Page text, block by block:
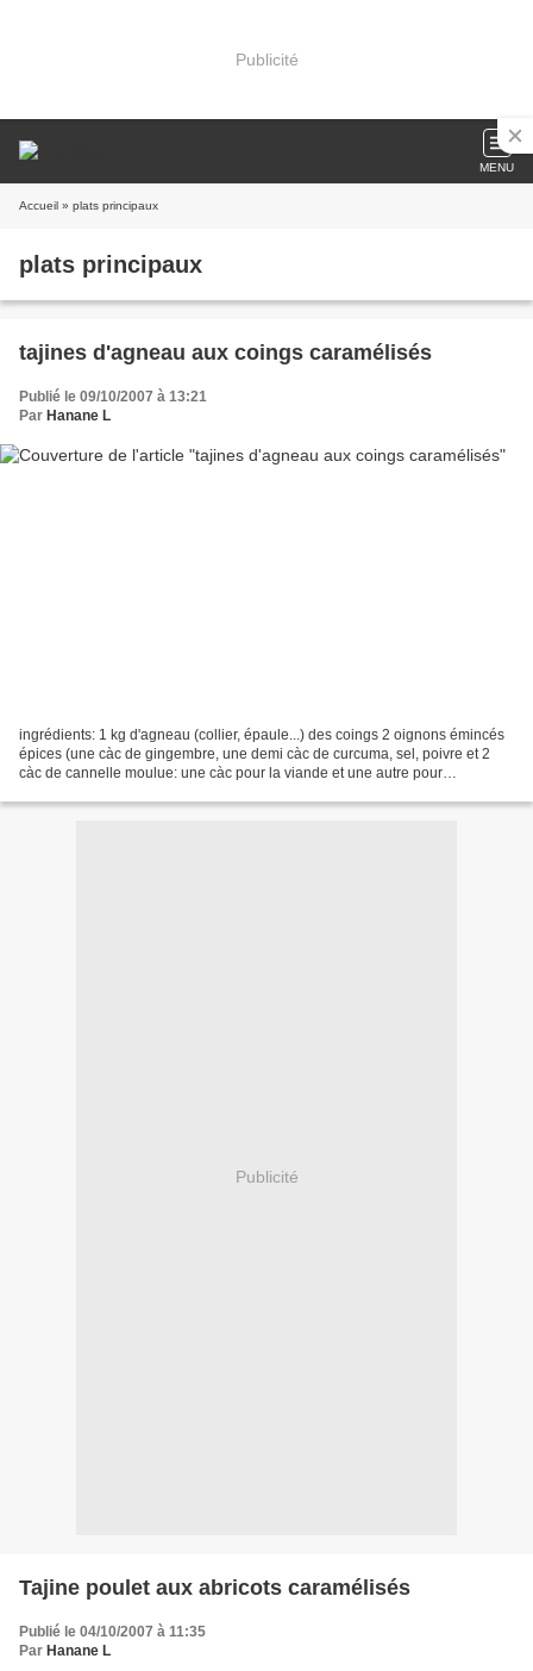
Publicité
MENU
Accueil » plats principaux
plats principaux
tajines d'agneau aux coings caramélisés
Publié le 09/10/2007 à 13:21
Par Hanane L
ingrédients: 1 kg d'agneau (collier, épaule...) des coings 2 oignons émincés
épices (une càc de gingembre, une demi càc de curcuma, sel, poivre et 2
càc de cannelle moulue: une càc pour la viande et une autre pour
Publicité
Tajine poulet aux abricots caramélisés
Publié le 04/10/2007 à 11:35
Par Hanane L